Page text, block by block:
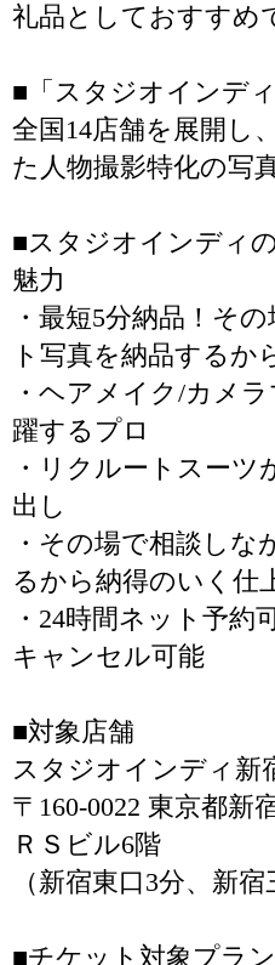
礼品としておすすめ
■「スタジオインデ
全国14店舗を展開し
た人物撮影特化の写
■スタジオインディ
魅力
・最短5分納品！そ
ト写真を納品するか
・ヘアメイク/カメ
躍するプロ
・リクルートスーツ
出し
・その場で相談しな
るから納得のいく仕
・24時間ネット予約
キャンセル可能
■対象店舗
スタジオインディ新
〒160-0022 東京都
ＲＳビル6階
（新宿東口3分、新宿
■チケット対象プラン